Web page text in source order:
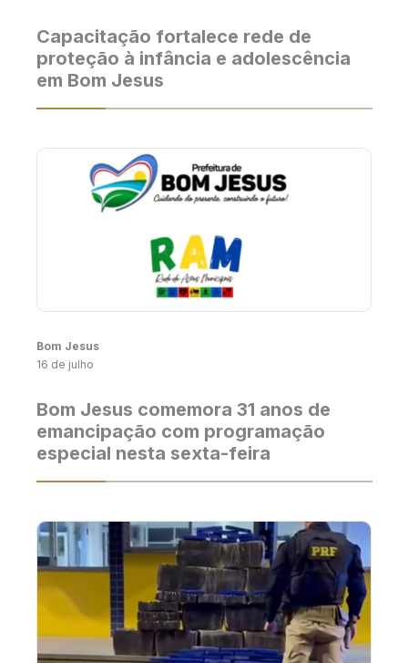
Capacitação fortalece rede de
proteção à infância e adolescência
em Bom Jesus
Bom Jesus
16 de julho
Bom Jesus comemora 31 anos de
emancipação com programação
especial nesta sexta-feira